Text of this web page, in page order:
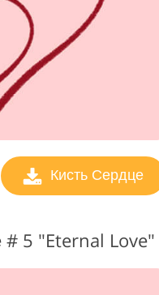
Кисть Сердце
# 5 "Eternal Love"